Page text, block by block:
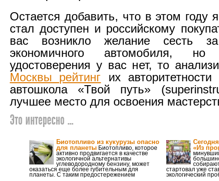
Остается добавить, что в этом году
стал доступен и российскому
вас возникло желание сесть
экономичного автомобиля, но
удостоверения у вас нет, то
Москвы рейтинг их
автошкола «Твой путь»
лучшее место для освоения
Это интересно ...
Биотопливо из кукурузы опасно
для планеты Биотопливо, которое
активно продвигается в качестве
экологичной альтернативы
углеводородному бензину, может
оказаться еще более губительным для
планеты. С таким предостережением
«Из
стартовал уже
экологический